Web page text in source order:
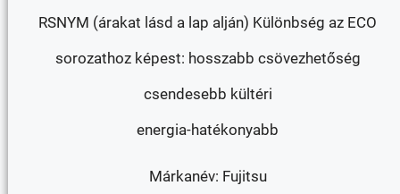
RSNYM (árakat lásd a lap alján) Különbség az ECO
sorozathoz képest: hosszabb csövezhetőség
csendesebb kültéri
energia-hatékonyabb
Márkanév: Fujitsu